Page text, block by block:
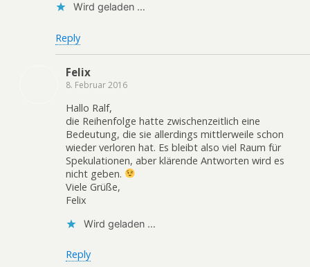
Wird geladen …
Reply
Felix
8. Februar 2016
Hallo Ralf,
die Reihenfolge hatte zwischenzeitlich eine
Bedeutung, die sie allerdings mittlerweile schon
wieder verloren hat. Es bleibt also viel Raum für
Spekulationen, aber klärende Antworten wird es
nicht geben.
Viele Grüße,
Felix
Wird geladen …
Reply